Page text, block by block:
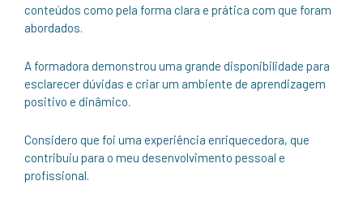
conteúdos como pela forma clara e prática com que foram
abordados.
A formadora demonstrou uma grande disponibilidade para
esclarecer dúvidas e criar um ambiente de aprendizagem
positivo e dinâmico.
Considero que foi uma experiência enriquecedora, que
contribuiu para o meu desenvolvimento pessoal e
profissional.